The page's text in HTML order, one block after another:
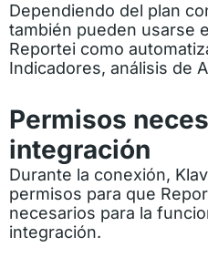
Dependiendo del plan
también pueden usarse
Reportei como
Indicadores, análisis de
Permisos
integración
Durante la conexión,
permisos para que
necesarios para la
integración.